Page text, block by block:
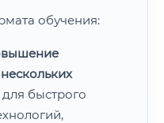
обучения:
быстрого